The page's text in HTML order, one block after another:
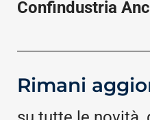
Confindustria
Rimani